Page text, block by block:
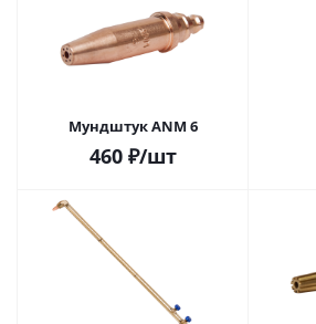
Мундштук ANM 6
460₽/шт